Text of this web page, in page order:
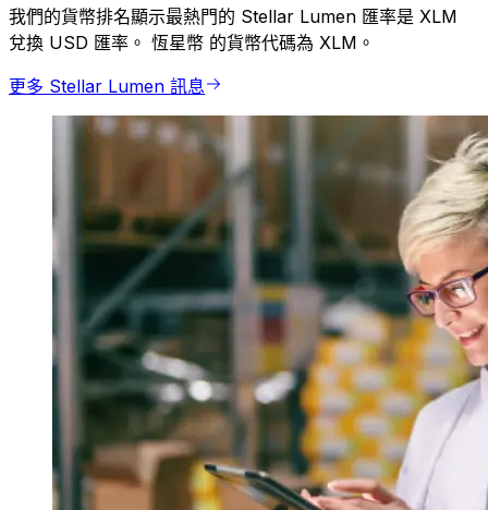
我們的貨幣排名顯示最熱門的 Stellar Lumen 匯率是 XLM
兌換 USD 匯率。 恆星幣 的貨幣代碼為 XLM。
更多 Stellar Lumen 訊息